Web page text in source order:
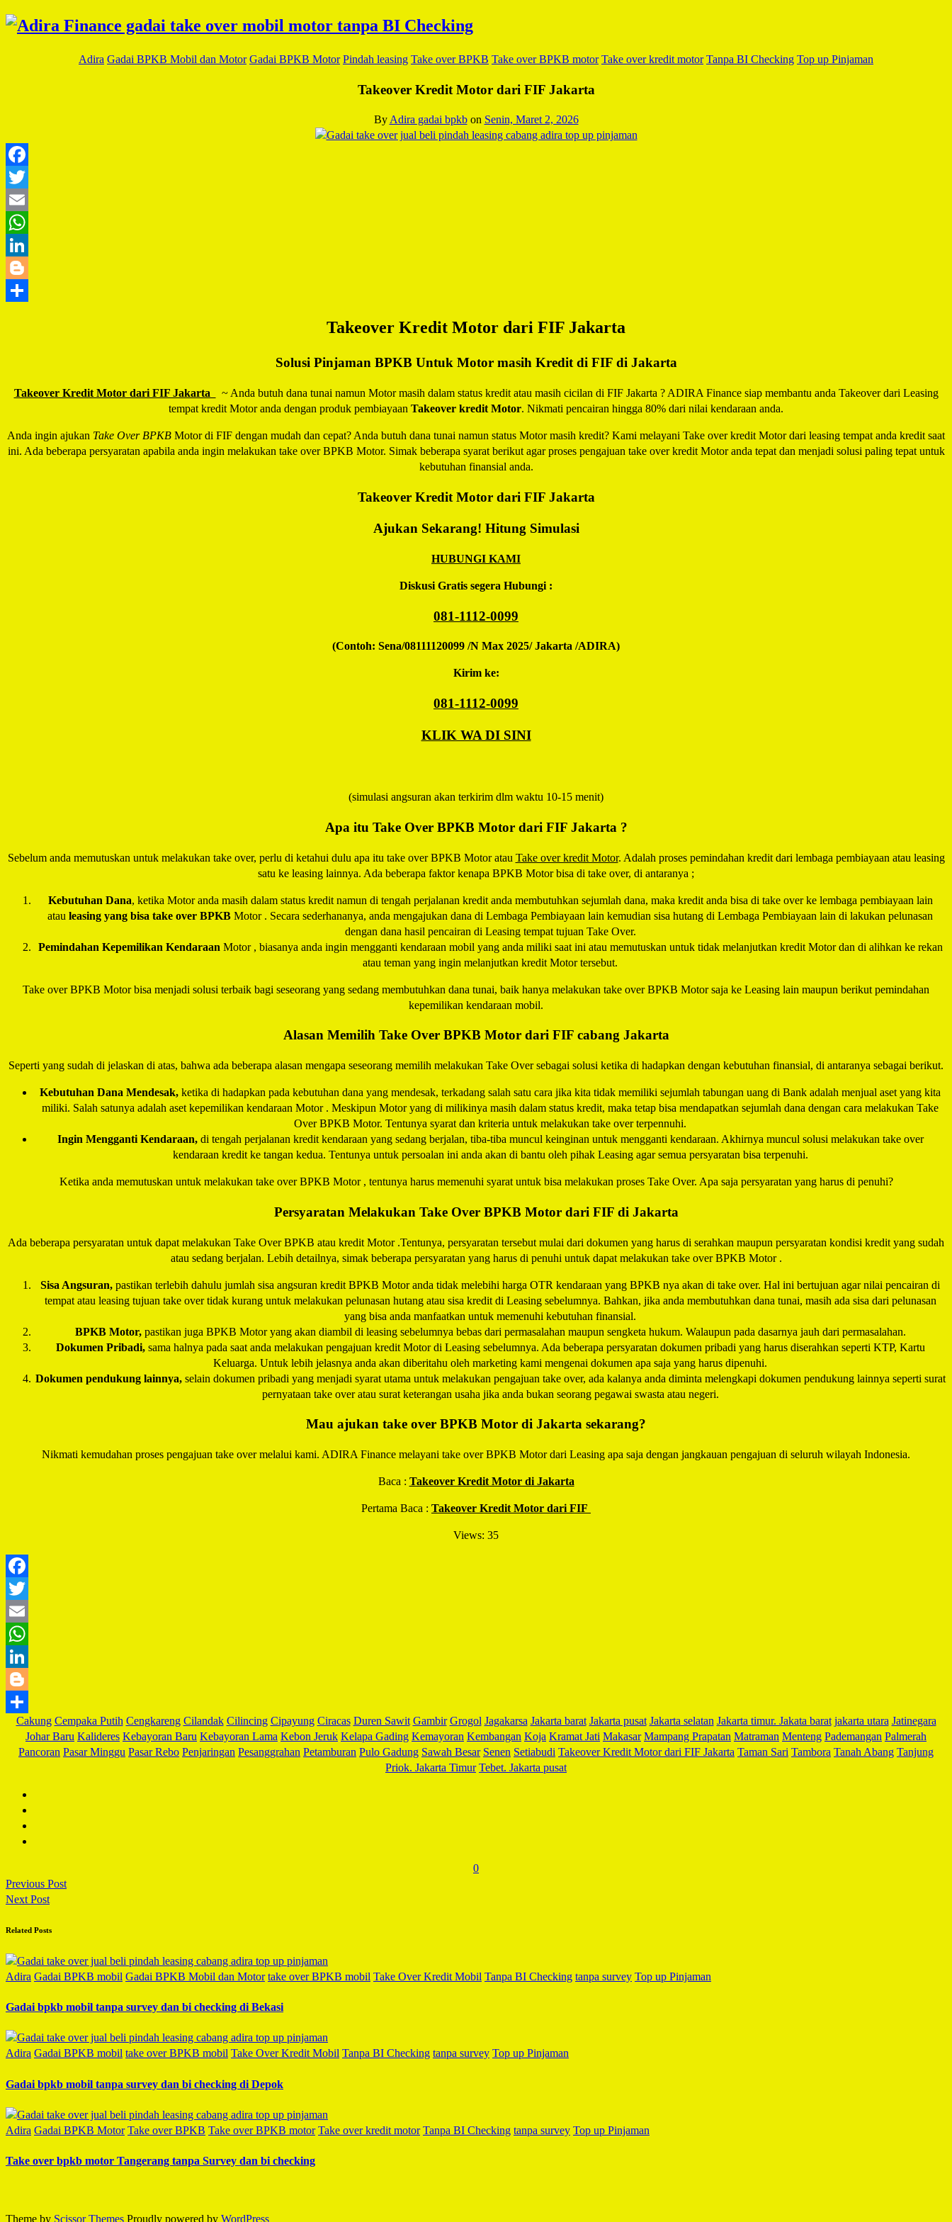
Adira Gadai BPKB Mobil dan Motor Gadai BPKB Motor Pindah leasing Take over BPKB Take over BPKB motor Take over kredit motor Tanpa BI Checking Top up Pinjaman
Takeover Kredit Motor dari FIF Jakarta
By Adira gadai bpkb on Senin, Maret 2, 2026
Takeover Kredit Motor dari FIF Jakarta
Solusi Pinjaman BPKB Untuk Motor masih Kredit di FIF di Jakarta
Takeover Kredit Motor dari FIF Jakarta
~ Anda butuh dana tunai namun Motor masih dalam status kredit atau masih cicilan di FIF Jakarta ? ADIRA Finance siap membantu anda Takeover dari Leasing
tempat kredit Motor anda dengan produk pembiayaan Takeover kredit Motor. Nikmati pencairan hingga 80% dari nilai kendaraan anda.
Anda ingin ajukan Take Over BPKB Motor di FIF dengan mudah dan cepat? Anda butuh dana tunai namun status Motor masih kredit? Kami melayani Take over kredit Motor dari leasing tempat anda kredit saat
ini. Ada beberapa persyaratan apabila anda ingin melakukan take over BPKB Motor. Simak beberapa syarat berikut agar proses pengajuan take over kredit Motor anda tepat dan menjadi solusi paling tepat untuk
kebutuhan finansial anda.
Takeover Kredit Motor dari FIF Jakarta
Ajukan Sekarang! Hitung Simulasi
HUBUNGI KAMI
Diskusi Gratis segera Hubungi :
081-1112-0099
(Contoh: Sena/08111120099 /N Max 2025/ Jakarta /ADIRA)
Kirim ke:
081-1112-0099
KLIK WA DI SINI
(simulasi angsuran akan terkirim dlm waktu 10-15 menit)
Apa itu Take Over BPKB Motor dari FIF Jakarta ?
Sebelum anda memutuskan untuk melakukan take over, perlu di ketahui dulu apa itu take over BPKB Motor atau Take over kredit Motor. Adalah proses pemindahan kredit dari lembaga pembiayaan atau leasing
satu ke leasing lainnya. Ada beberapa faktor kenapa BPKB Motor bisa di take over, di antaranya ;
Kebutuhan Dana, ketika Motor anda masih dalam status kredit namun di tengah perjalanan kredit anda membutuhkan sejumlah dana, maka kredit anda bisa di take over ke lembaga pembiayaan lain
atau leasing yang bisa take over BPKB Motor . Secara sederhananya, anda mengajukan dana di Lembaga Pembiayaan lain kemudian sisa hutang di Lembaga Pembiayaan lain di lakukan pelunasan
dengan dana hasil pencairan di Leasing tempat tujuan Take Over.
Pemindahan Kepemilikan Kendaraan Motor , biasanya anda ingin mengganti kendaraan mobil yang anda miliki saat ini atau memutuskan untuk tidak melanjutkan kredit Motor dan di alihkan ke rekan
atau teman yang ingin melanjutkan kredit Motor tersebut.
Take over BPKB Motor bisa menjadi solusi terbaik bagi seseorang yang sedang membutuhkan dana tunai, baik hanya melakukan take over BPKB Motor saja ke Leasing lain maupun berikut pemindahan
kepemilikan kendaraan mobil.
Alasan Memilih Take Over BPKB Motor dari FIF cabang Jakarta
Seperti yang sudah di jelaskan di atas, bahwa ada beberapa alasan mengapa seseorang memilih melakukan Take Over sebagai solusi ketika di hadapkan dengan kebutuhan finansial, di antaranya sebagai berikut.
Kebutuhan Dana Mendesak, ketika di hadapkan pada kebutuhan dana yang mendesak, terkadang salah satu cara jika kita tidak memiliki sejumlah tabungan uang di Bank adalah menjual aset yang kita
miliki. Salah satunya adalah aset kepemilikan kendaraan Motor . Meskipun Motor yang di milikinya masih dalam status kredit, maka tetap bisa mendapatkan sejumlah dana dengan cara melakukan Take
Over BPKB Motor. Tentunya syarat dan kriteria untuk melakukan take over terpennuhi.
Ingin Mengganti Kendaraan,di tengah perjalanan kredit kendaraan yang sedang berjalan, tiba-tiba muncul keinginan untuk mengganti kendaraan. Akhirnya muncul solusi melakukan take over
kendaraan kredit ke tangan kedua. Tentunya untuk persoalan ini anda akan di bantu oleh pihak Leasing agar semua persyaratan bisa terpenuhi.
Ketika anda memutuskan untuk melakukan take over BPKB Motor , tentunya harus memenuhi syarat untuk bisa melakukan proses Take Over. Apa saja persyaratan yang harus di penuhi?
Persyaratan Melakukan Take Over BPKB Motor dari FIF di Jakarta
Ada beberapa persyaratan untuk dapat melakukan Take Over BPKB atau kredit Motor .Tentunya, persyaratan tersebut mulai dari dokumen yang harus di serahkan maupun persyaratan kondisi kredit yang sudah
atau sedang berjalan. Lebih detailnya, simak beberapa persyaratan yang harus di penuhi untuk dapat melakukan take over BPKB Motor .
Sisa Angsuran, pastikan terlebih dahulu jumlah sisa angsuran kredit BPKB Motor anda tidak melebihi harga OTR kendaraan yang BPKB nya akan di take over. Hal ini bertujuan agar nilai pencairan di
tempat atau leasing tujuan take over tidak kurang untuk melakukan pelunasan hutang atau sisa kredit di Leasing sebelumnya. Bahkan, jika anda membutuhkan dana tunai, masih ada sisa dari pelunasan
yang bisa anda manfaatkan untuk memenuhi kebutuhan finansial.
BPKB Motor,pastikan juga BPKB Motor yang akan diambil di leasing sebelumnya bebas dari permasalahan maupun sengketa hukum. Walaupun pada dasarnya jauh dari permasalahan.
Dokumen Pribadi,sama halnya pada saat anda melakukan pengajuan kredit Motor di Leasing sebelumnya. Ada beberapa persyaratan dokumen pribadi yang harus diserahkan seperti KTP, Kartu
Keluarga. Untuk lebih jelasnya anda akan diberitahu oleh marketing kami mengenai dokumen apa saja yang harus dipenuhi.
Dokumen pendukung lainnya,selain dokumen pribadi yang menjadi syarat utama untuk melakukan pengajuan take over, ada kalanya anda diminta melengkapi dokumen pendukung lainnya seperti surat
pernyataan take over atau surat keterangan usaha jika anda bukan seorang pegawai swasta atau negeri.
Mau ajukan take over BPKB Motor di Jakarta sekarang?
Nikmati kemudahan proses pengajuan take over melalui kami. ADIRA Finance melayani take over BPKB Motor dari Leasing apa saja dengan jangkauan pengajuan di seluruh wilayah Indonesia.
Baca : Takeover Kredit Motor di Jakarta
Pertama Baca : Takeover Kredit Motor dari FIF
Views: 35
Share
Cakung Cempaka Putih Cengkareng Cilandak Cilincing Cipayung Ciracas Duren Sawit Gambir Grogol Jagakarsa Jakarta barat Jakarta pusat Jakarta selatan Jakarta timur. Jakata barat jakarta utara Jatinegara
Johar Baru Kalideres Kebayoran Baru Kebayoran Lama Kebon Jeruk Kelapa Gading Kemayoran Kembangan Koja Kramat Jati Makasar Mampang Prapatan Matraman Menteng Pademangan Palmerah
Pancoran Pasar Minggu Pasar Rebo Penjaringan Pesanggrahan Petamburan Pulo Gadung Sawah Besar Senen Setiabudi Takeover Kredit Motor dari FIF Jakarta Taman Sari Tambora Tanah Abang Tanjung
Priok. Jakarta Timur Tebet. Jakarta pusat
0
Previous Post
Next Post
Related Posts
Adira Gadai BPKB mobil Gadai BPKB Mobil dan Motor take over BPKB mobil Take Over Kredit Mobil Tanpa BI Checking tanpa survey Top up Pinjaman
Gadai bpkb mobil tanpa survey dan bi checking di Bekasi
Adira Gadai BPKB mobil take over BPKB mobil Take Over Kredit Mobil Tanpa BI Checking tanpa survey Top up Pinjaman
Gadai bpkb mobil tanpa survey dan bi checking di Depok
Adira Gadai BPKB Motor Take over BPKB Take over BPKB motor Take over kredit motor Tanpa BI Checking tanpa survey Top up Pinjaman
Take over bpkb motor Tangerang tanpa Survey dan bi checking
Theme by Scissor Themes Proudly powered by WordPress